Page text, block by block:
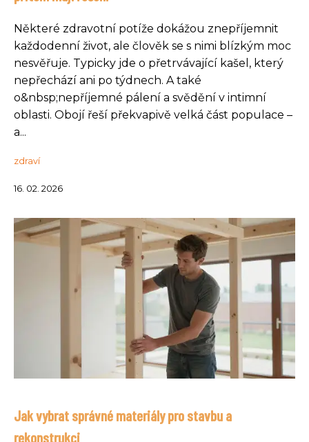
Některé zdravotní potíže dokážou znepříjemnit
každodenní život, ale člověk se s nimi blízkým moc
nesvěřuje. Typicky jde o přetrvávající kašel, který
nepřechází ani po týdnech. A také
o&nbsp;nepříjemné pálení a svědění v intimní
oblasti. Obojí řeší překvapivě velká část populace –
a...
zdraví
16. 02. 2026
Jak vybrat správné materiály pro stavbu a
rekonstrukci